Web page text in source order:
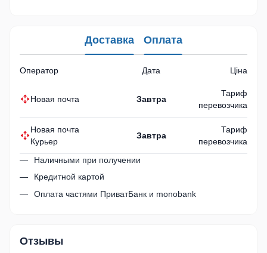
Доставка Оплата
Оператор Дата Ціна
Новая почта Завтра
Тариф
перевозчика
Новая почта
Курьер
Завтра
Тариф
перевозчика
Наличными при получении
Кредитной картой
Оплата частями ПриватБанк и monobank
Отзывы